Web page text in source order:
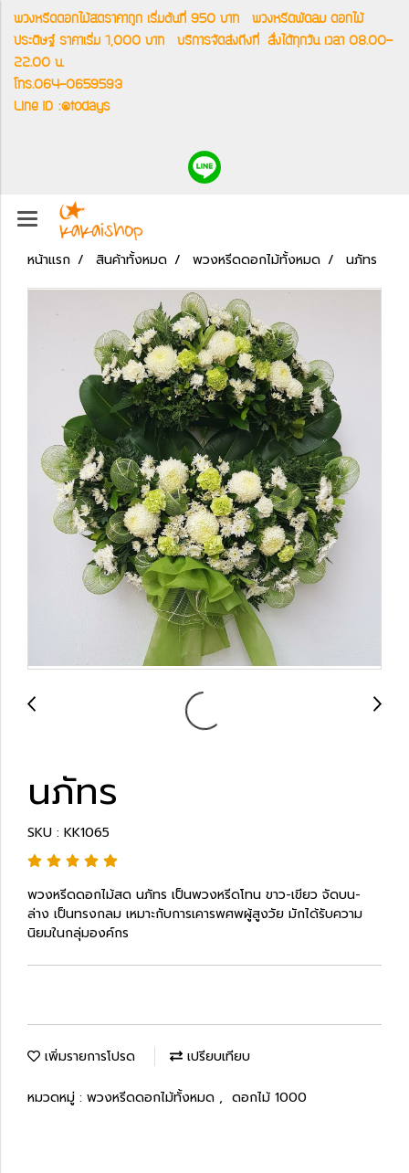
พวงหรีดดอกไม้สดราคาถูก เริ่มต้นที่ 950 บาท พวงหรีดพัดลม ดอกไม้
ประดิษฐ์ ราคาเริ่ม 1,000 บาท บริการจัดส่งถึงที่ สั่งได้ทุกวัน เวลา 08.00-
22.00 น.
โทร.064-0659593
Line ID :@todays
หน้าแรก สินค้าทั้งหมด พวงหรีดดอกไม้ทั้งหมด นภัทร
นภัทร
SKU : KK1065
พวงหรีดดอกไม้สด นภัทร เป็นพวงหรีดโทน ขาว-เขียว จัดบน-
ล่าง เป็นทรงกลม เหมาะกับการเคารพศพผู้สูงวัย มักได้รับความ
นิยมในกลุ่มองค์กร
เพิ่มรายการโปรด เปรียบเทียบ
หมวดหมู่ : พวงหรีดดอกไม้ทั้งหมด , ดอกไม้ 1000